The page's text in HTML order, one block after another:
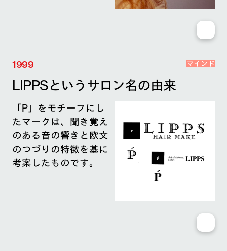
1999 マインド
LIPPSというサロン名の由来
「P」をモチーフにし
たマークは、聞き覚え
のある音の響きと欧文
のつづりの特徴を基に
考案したものです。